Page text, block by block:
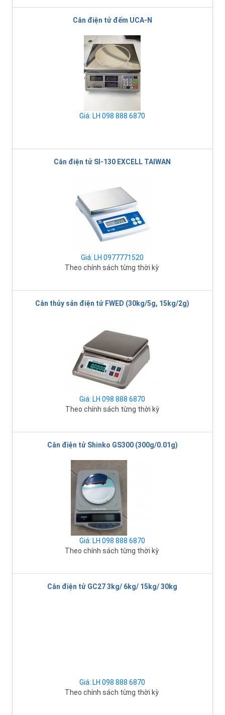
Cân điện tử đếm UCA-N
Giá: LH 098 888 6870
Cân điện tử SI-130 EXCELL TAIWAN
Giá: LH 0977771520
Theo chính sách từng thời kỳ
Cân thủy sản điện tử FWED (30kg/5g, 15kg/2g)
Giá: LH 098 888 6870
Theo chính sách từng thời kỳ
Cân điện tử Shinko GS300 (300g/0.01g)
Giá: LH 098 888 6870
Theo chính sách từng thời kỳ
Cân điện tử GC27 3kg/ 6kg/ 15kg/ 30kg
Giá: LH 098 888 6870
Theo chính sách từng thời kỳ